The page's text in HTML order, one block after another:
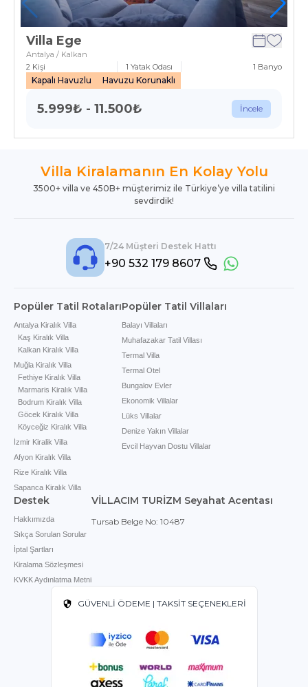
Villa Ege
Antalya / Kalkan
2 Kişi 1 Yatak Odası 1 Banyo
Kapalı Havuzlu Havuzu Korunaklı
5.999₺ - 11.500₺ İncele
Villa Kiralamanın En Kolay Yolu
3500+ villa ve 450B+ müşterimiz ile Türkiye’ye villa tatilini
sevdirdik!
7/24 Müşteri Destek Hattı
+90 532 179 8607
Popüler Tatil Rotaları
Antalya Kiralık Villa
Kaş Kiralık Villa
Kalkan Kiralık Villa
Muğla Kiralık Villa
Fethiye Kiralık Villa
Marmaris Kiralık Villa
Bodrum Kiralık Villa
Göcek Kiralık Villa
Köyceğiz Kiralık Villa
İzmir Kiralik Villa
Afyon Kiralık Villa
Rize Kiralık Villa
Sapanca Kiralık Villa
Popüler Tatil Villaları
Balayı Villaları
Muhafazakar Tatil Villası
Termal Villa
Termal Otel
Bungalov Evler
Ekonomik Villalar
Lüks Villalar
Denize Yakın Villalar
Evcil Hayvan Dostu Villalar
Destek
Hakkımızda
Sıkça Sorulan Sorular
İptal Şartları
Kiralama Sözleşmesi
KVKK Aydınlatma Metni
VİLLACIM TURİZM Seyahat Acentası
Tursab Belge No: 10487
GÜVENLİ ÖDEME | TAKSİT SEÇENEKLERİ